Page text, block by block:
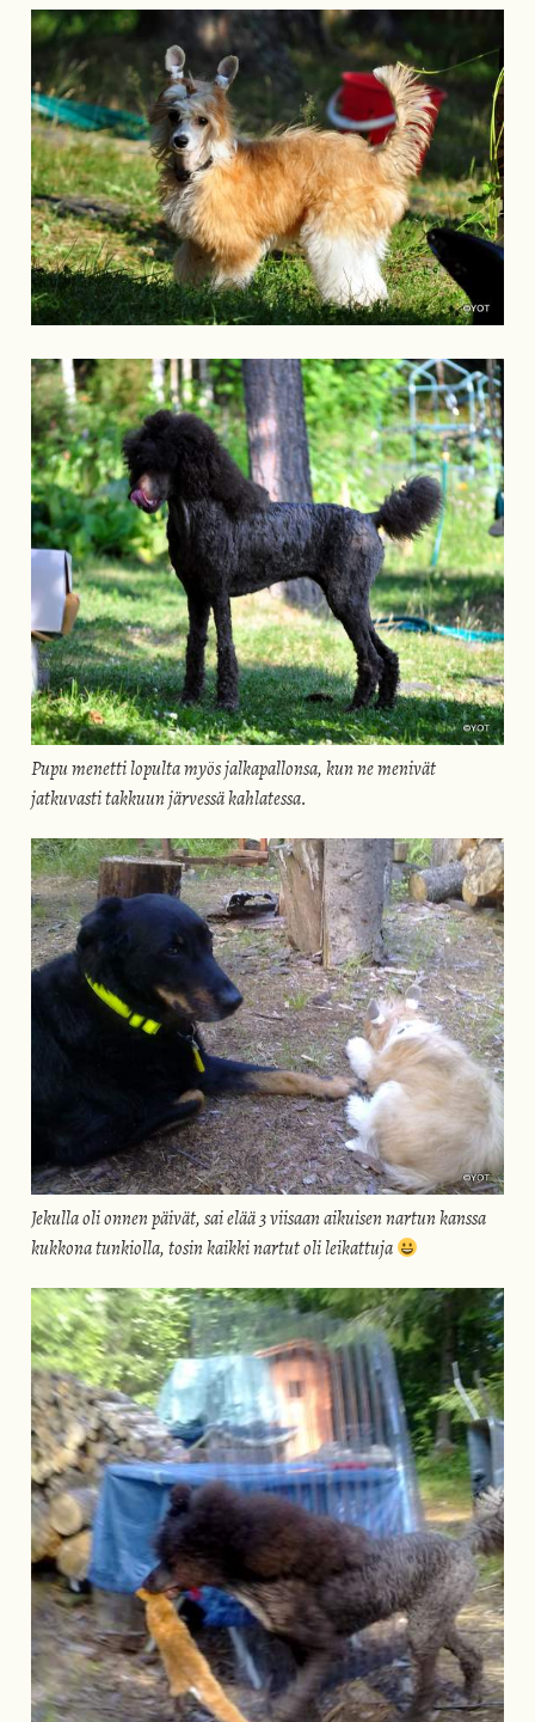
Pupu menetti lopulta myös jalkapallonsa, kun ne menivät
jatkuvasti takkuun järvessä kahlatessa.
Jekulla oli onnen päivät, sai elää 3 viisaan aikuisen nartun kanssa
kukkona tunkiolla, tosin kaikki nartut oli leikattuja